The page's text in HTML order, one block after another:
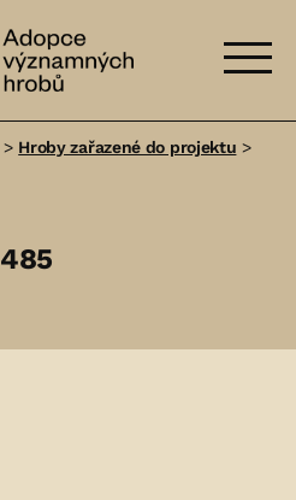
významných
> Hroby zařazené do projektu >
485